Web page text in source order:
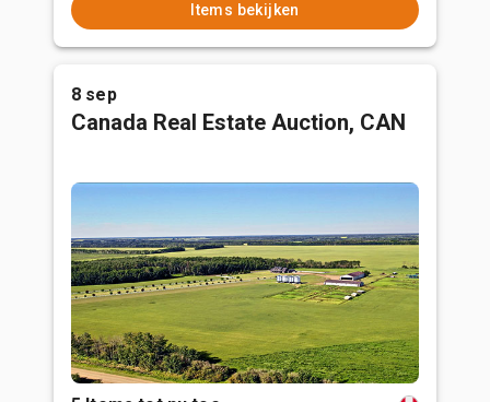
Items bekijken
8 sep
Canada Real Estate Auction, CAN